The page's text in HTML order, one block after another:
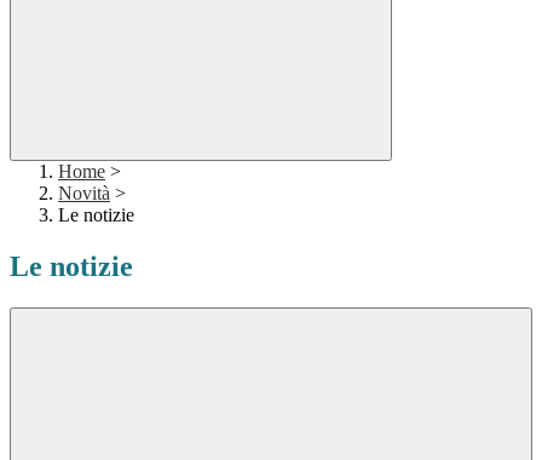
Home >
Novità >
Le notizie
Le notizie